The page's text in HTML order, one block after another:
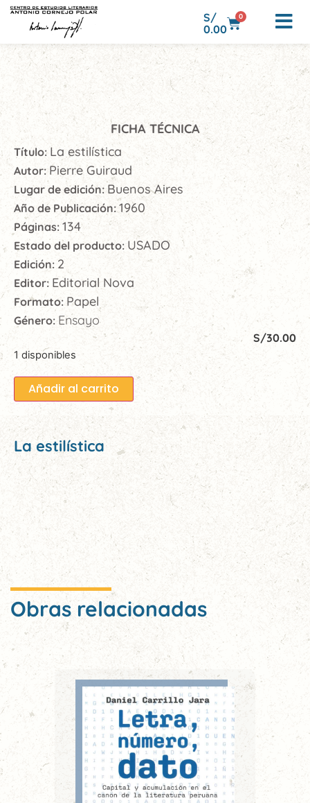
S/
0.00
0
FICHA TÉCNICA
Título: La estilística
Autor: Pierre Guiraud
Lugar de edición: Buenos Aires
Año de Publicación:1960
Páginas: 134
Estado del producto: USADO
Edición: 2
Editor: Editorial Nova
Formato: Papel
Género: Ensayo
S/30.00
1 disponibles
Añadir al carrito
La estilística
Obras relacionadas